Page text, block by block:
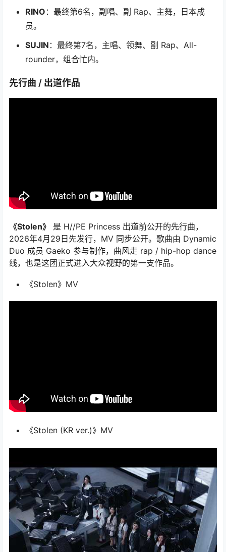
RINO ：最终第6名，副唱、副 Rap、主舞，日本成
员。
SUJIN ：最终第7名，主唱、领舞、副 Rap、All-
rounder，组合忙内。
先行曲 / 出道作品
《Stolen》
是 H//PE Princess 出道前公开的先行曲，
2026年4月29日先发行，MV 同步公开。歌曲由 Dynamic
Duo 成员 Gaeko 参与制作，曲风走 rap / hip-hop dance
线，也是这团正式进入大众视野的第一支作品。
《Stolen》MV
《Stolen (KR ver.)》MV